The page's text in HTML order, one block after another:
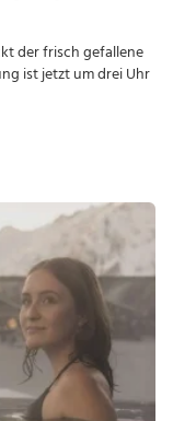
der frisch gefallene
ist jetzt um drei Uhr